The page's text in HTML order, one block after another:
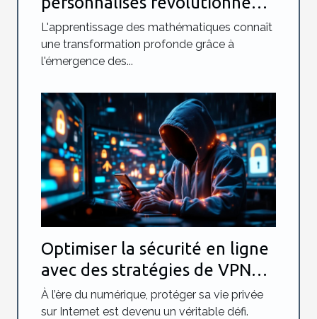
l'apprentissage des maths ?
L'apprentissage des mathématiques connaît
une transformation profonde grâce à
l'émergence des...
Optimiser la sécurité en ligne
avec des stratégies de VPN
avancées
À l’ère du numérique, protéger sa vie privée
sur Internet est devenu un véritable défi.